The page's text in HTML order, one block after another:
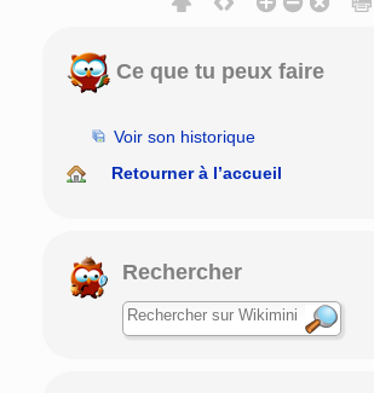
Ce que tu peux faire
Voir son historique
Retourner à l’accueil
Rechercher